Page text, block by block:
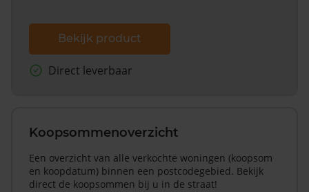
Bekijk product
Direct leverbaar
Koopsommenoverzicht
Een overzicht van alle verkochte woningen (koopsom
en koopdatum) binnen een postcodegebied. Bekijk
direct de koopsommen bij u in de straat!